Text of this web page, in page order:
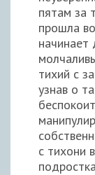
пятам за
прошла
тихий с
узнав о
с тихони